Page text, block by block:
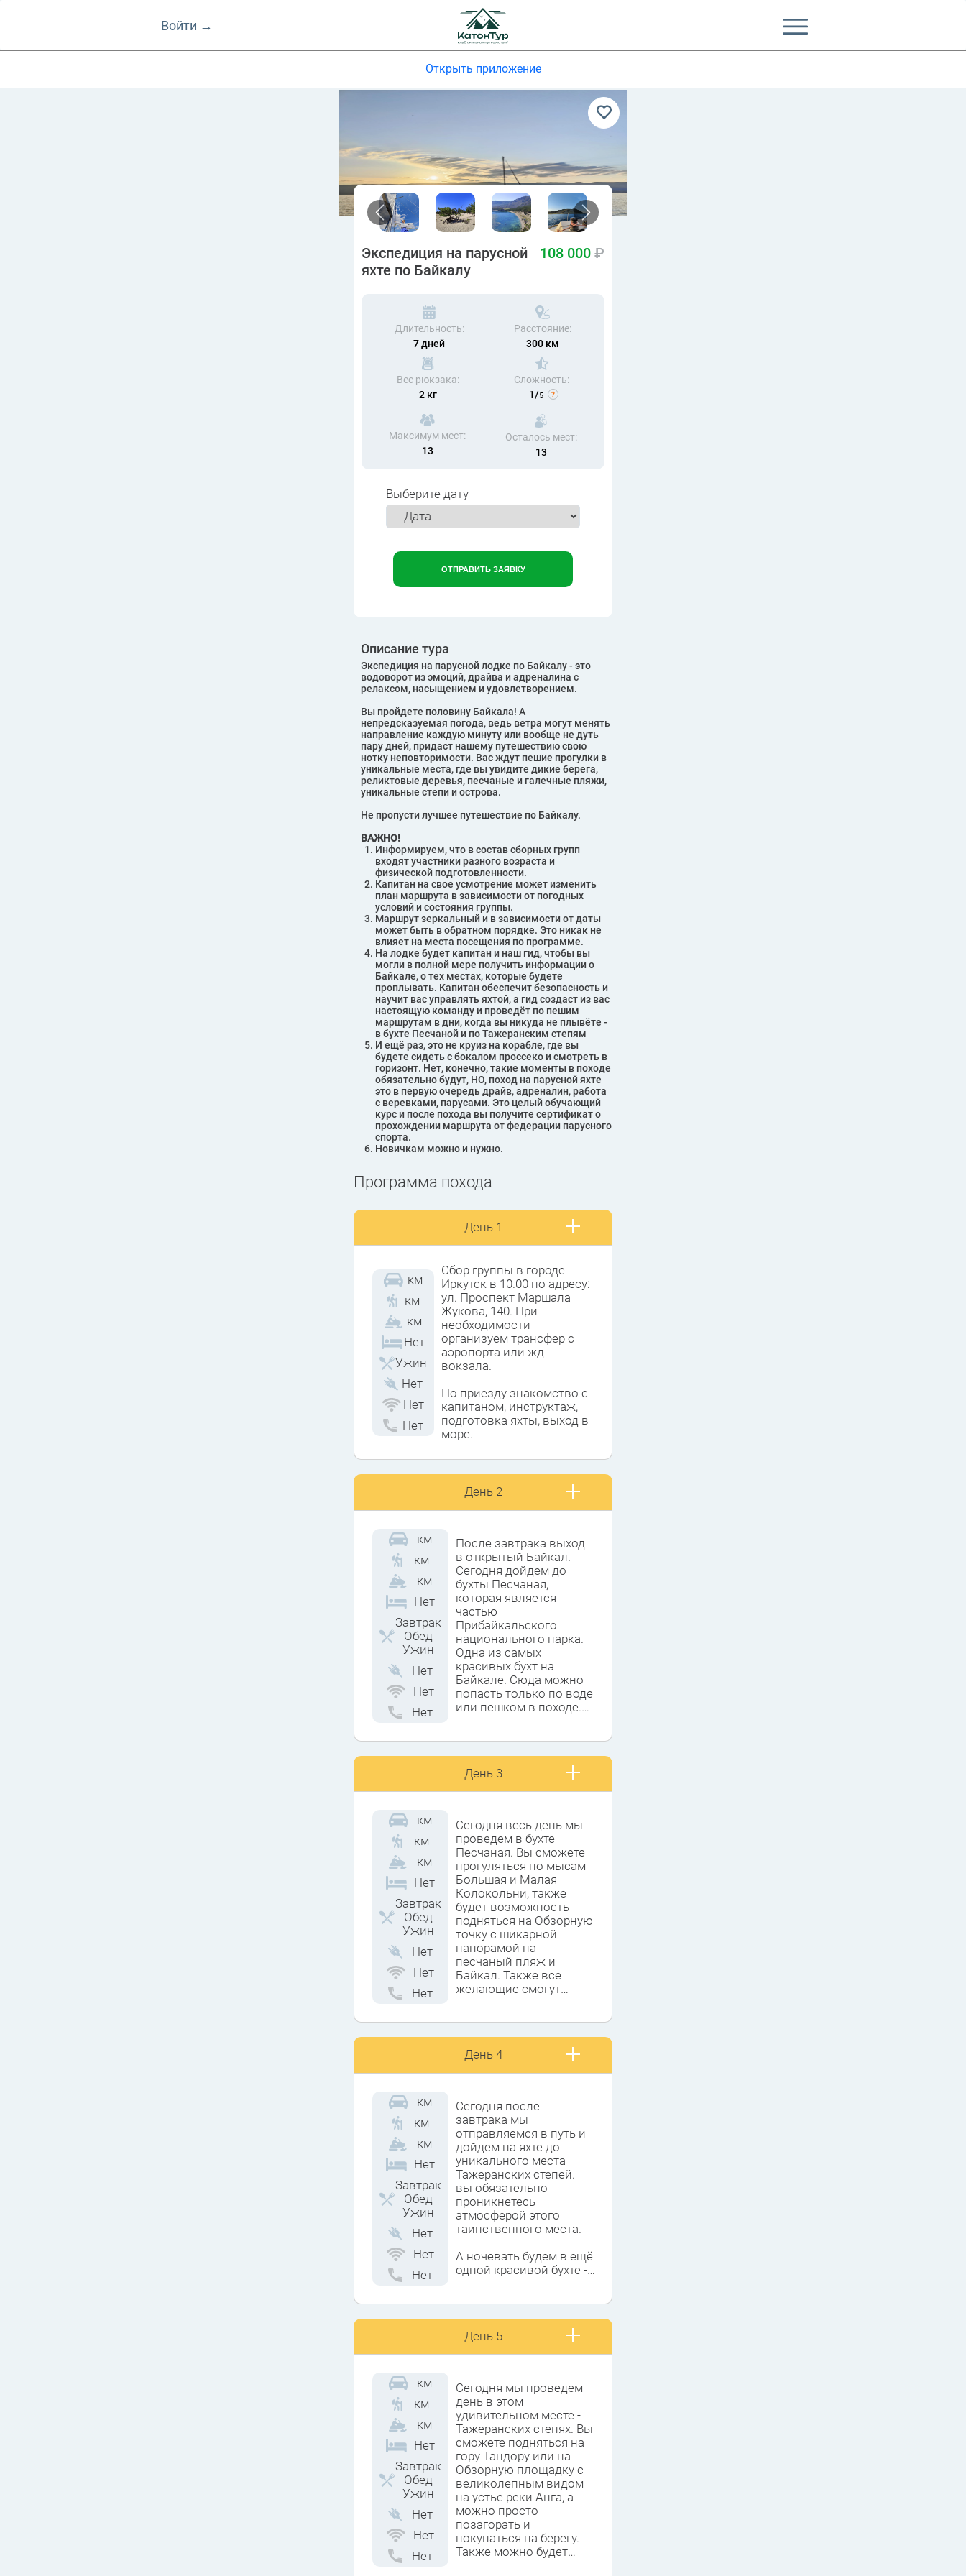
Открыть приложение
Войти →
Предыдущий Следующий
Экспедиция на парусной
яхте по Байкалу
108 000 ₽
Длительность:
7 дней
Расстояние:
300 км
Вес рюкзака:
2 кг
Сложность:
1/5
Максимум мест:
13
Осталось мест:
13
Выберите дату
ОТПРАВИТЬ ЗАЯВКУ
Описание тура
Экспедиция на парусной лодке по Байкалу - это
водоворот из эмоций, драйва и адреналина с
релаксом, насыщением и удовлетворением.
Вы пройдете половину Байкала! А
непредсказуемая погода, ведь ветра могут менять
направление каждую минуту или вообще не дуть
пару дней, придаст нашему путешествию свою
нотку неповторимости. Вас ждут пешие прогулки в
уникальные места, где вы увидите дикие берега,
реликтовые деревья, песчаные и галечные пляжи,
уникальные степи и острова.
Не пропусти лучшее путешествие по Байкалу.
ВАЖНО!
Информируем, что в состав сборных групп
входят участники разного возраста и
физической подготовленности.
Капитан на свое усмотрение может изменить
план маршрута в зависимости от погодных
условий и состояния группы.
Маршрут зеркальный и в зависимости от даты
может быть в обратном порядке. Это никак не
влияет на места посещения по программе.
На лодке будет капитан и наш гид, чтобы вы
могли в полной мере получить информации о
Байкале, о тех местах, которые будете
проплывать. Капитан обеспечит безопасность и
научит вас управлять яхтой, а гид создаст из вас
настоящую команду и проведёт по пешим
маршрутам в дни, когда вы никуда не плывёте -
в бухте Песчаной и по Тажеранским степям
И ещё раз, это не круиз на корабле, где вы
будете сидеть с бокалом проссеко и смотреть в
горизонт. Нет, конечно, такие моменты в походе
обязательно будут, НО, поход на парусной яхте
это в первую очередь драйв, адреналин, работа
с веревками, парусами. Это целый обучающий
курс и после похода вы получите сертификат о
прохождении маршрута от федерации парусного
спорта.
Новичкам можно и нужно.
Программа похода
День 1
км
км
км
Нет
Ужин
Нет
Нет
Нет
Сбор группы в городе
Иркутск в 10.00 по адресу:
ул. Проспект Маршала
Жукова, 140. При
необходимости
организуем трансфер с
аэропорта или жд
вокзала.
По приезду знакомство с
капитаном, инструктаж,
подготовка яхты, выход в
море.
Сегодня на протяжении
пути мы знакомимся с
командой и управлением
красотами.
Ночевать мы будем в
бухте Щелка (р. Ангара),
или, при благоприятных
условиях, дойдем до
деревни Большие Коты.
День 2
км
км
км
Нет
Завтрак
Обед
Ужин
Нет
Нет
Нет
После завтрака выход
в открытый Байкал.
Сегодня дойдем до
бухты Песчаная,
которая является
частью
Прибайкальского
национального парка.
Одна из самых
красивых бухт на
Байкале. Сюда можно
попасть только по воде
или пешком в походе.
возможность увидеть
знаменитые ходульные
деревья. Их осталось
больше выдувает песок
и они падают. Поэтому
не будем усугублять и
подходить близко,
чтобы не ускорять
естественный процесс.
День 3
км
км
км
Нет
Завтрак
Обед
Ужин
Нет
Нет
Нет
Сегодня весь день мы
проведем в бухте
Песчаная. Вы сможете
прогуляться по мысам
Большая и Малая
Колокольни, также
будет возможность
подняться на Обзорную
точку с шикарной
панорамой на
песчаный пляж и
Байкал. Также все
желающие смогут
баунти) и яркая,
изумрудная вода.
День 4
км
км
км
Нет
Завтрак
Обед
Ужин
Нет
Нет
Нет
Сегодня после
завтрака мы
отправляемся в путь и
дойдем на яхте до
уникального места -
Тажеранских степей.
вы обязательно
проникнетесь
атмосферой этого
таинственного места.
А ночевать будем в ещё
одной красивой бухте -
будто остановилось
время, обостряются все
чувства и эмоции.
День 5
км
км
км
Нет
Завтрак
Обед
Ужин
Нет
Нет
Нет
Сегодня мы проведем
день в этом
удивительном месте -
Тажеранских степях. Вы
сможете подняться на
гору Тандору или на
Обзорную площадку с
великолепным видом
на устье реки Анга, а
можно просто
позагорать и
покупаться на берегу.
Также можно будет